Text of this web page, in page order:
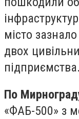
місто
двох
підприємства.
По
«ФАБ-500» з